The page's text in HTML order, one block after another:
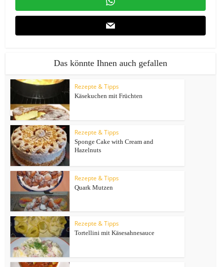
Das könnte Ihnen auch gefallen
Rezepte & Tipps
Käsekuchen mit Früchten
Rezepte & Tipps
Sponge Cake with Cream and
Hazelnuts
Rezepte & Tipps
Quark Mutzen
Rezepte & Tipps
Tortellini mit Käsesahnesauce